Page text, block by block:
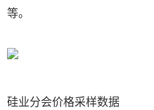
等。
硅业分会价格采样数据